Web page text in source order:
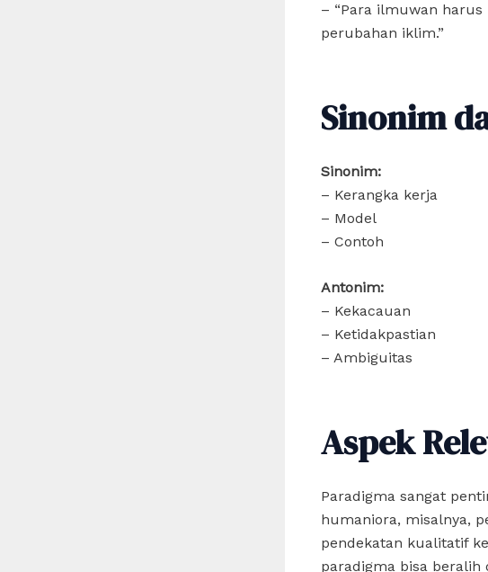
– “Para ilmuwan
perubahan iklim.”
Sinonim
Sinonim:
– Kerangka kerja
– Model
– Contoh
Antonim:
– Kekacauan
– Ketidakpastian
– Ambiguitas
Aspek
Paradigma sangat
humaniora, misalnya,
pendekatan kualitatif
paradigma bisa beralih